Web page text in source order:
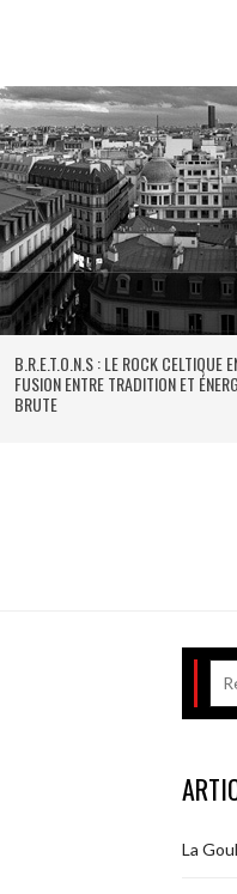
B.R.E.T.O.N.S : LE ROCK CELTIQUE
FUSION ENTRE TRADITION ET
BRUTE
La